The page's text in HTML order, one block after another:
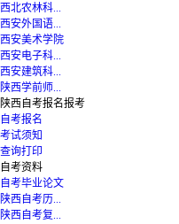
西北农林科...
西安外国语...
西安美术学院
西安电子科...
西安建筑科...
陕西学前师...
陕西自考报名报考
自考报名
考试须知
查询打印
自考资料
自考毕业论文
陕西自考历...
陕西自考复...